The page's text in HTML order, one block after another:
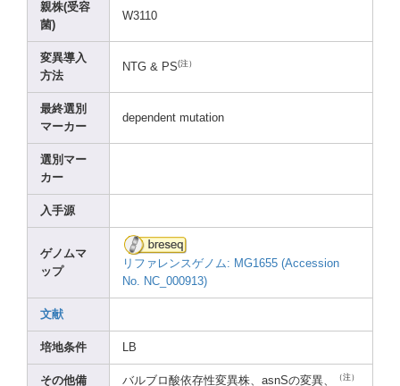
親株(受容
菌)
W3110
変異導入
方法
NTG & PS(注）
最終選別
マーカー
dependent mutation
選別マー
カー
入手源
ゲノムマ
ップ
リファレンスゲノム: MG1655 (Accession
No. NC_000913)
文献
培地条件 LB
その他備
バルブロ酸依存性変異株、asnSの変異、 （注）